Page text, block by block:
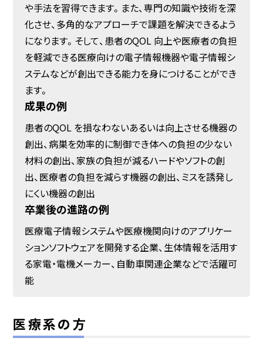
や手法を習得できます。また、専門の知識や技術を深
化させ、多角的なアプローチで課題を解決できるよう
になります。そして、患者のQOL 向上や医療者の負担
を軽減できる医療向けの電子情報機器や電子情報シ
ステムなどが創出できる能力を身につけることができ
ます。
成果の例
患者のQOL を損なわないあるいは向上させる機器の
創出、病巣を効率的に制御でき体への負担の少ない
材料の創出、家族の負担が減るハードやソフトの創
出、医療者の負担を減らす機器の創出、ミスを誘発し
にくい機器の創出
卒業後の進路の例
医療電子情報システムや医療機関向けのアプリケー
ションソフトウェアを開発する企業、生体情報を活用す
る家電・電機メーカー、自動車関連企業などで活躍可
能
医療系の方